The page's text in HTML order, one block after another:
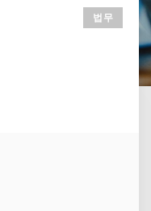
법무